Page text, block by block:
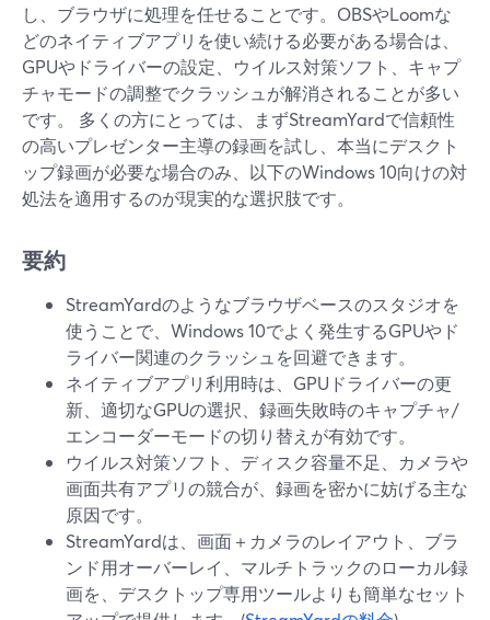
し、ブラウザに処理を任せることです。OBSやLoomな
どのネイティブアプリを使い続ける必要がある場合は、
GPUやドライバーの設定、ウイルス対策ソフト、キャプ
チャモードの調整でクラッシュが解消されることが多い
です。 多くの方にとっては、まずStreamYardで信頼性
の高いプレゼンター主導の録画を試し、本当にデスクト
ップ録画が必要な場合のみ、以下のWindows 10向けの対
処法を適用するのが現実的な選択肢です。
要約
StreamYardのようなブラウザベースのスタジオを
使うことで、Windows 10でよく発生するGPUやド
ライバー関連のクラッシュを回避できます。
ネイティブアプリ利用時は、GPUドライバーの更
新、適切なGPUの選択、録画失敗時のキャプチャ/
エンコーダーモードの切り替えが有効です。
ウイルス対策ソフト、ディスク容量不足、カメラや
画面共有アプリの競合が、録画を密かに妨げる主な
原因です。
StreamYardは、画面＋カメラのレイアウト、ブラ
ンド用オーバーレイ、マルチトラックのローカル録
画を、デスクトップ専用ツールよりも簡単なセット